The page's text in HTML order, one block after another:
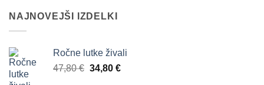
NAJNOVEJŠI IZDELKI
Ročne lutke živali
47,80€ Izvirna
34,80 €Trenutna